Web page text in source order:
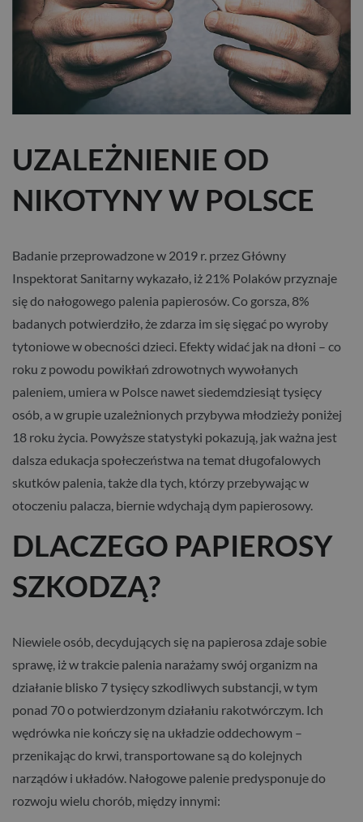
UZALEŻNIENIE OD
NIKOTYNY W POLSCE
Badanie przeprowadzone w 2019 r. przez Główny
Inspektorat Sanitarny wykazało, iż 21% Polaków przyznaje
się do nałogowego palenia papierosów. Co gorsza, 8%
badanych potwierdziło, że zdarza im się sięgać po wyroby
tytoniowe w obecności dzieci. Efekty widać jak na dłoni – co
roku z powodu powikłań zdrowotnych wywołanych
paleniem, umiera w Polsce nawet siedemdziesiąt tysięcy
osób, a w grupie uzależnionych przybywa młodzieży poniżej
18 roku życia. Powyższe statystyki pokazują, jak ważna jest
dalsza edukacja społeczeństwa na temat długofalowych
skutków palenia, także dla tych, którzy przebywając w
otoczeniu palacza, biernie wdychają dym papierosowy.
DLACZEGO PAPIEROSY
SZKODZĄ?
Niewiele osób, decydujących się na papierosa zdaje sobie
sprawę, iż w trakcie palenia narażamy swój organizm na
działanie blisko 7 tysięcy szkodliwych substancji, w tym
ponad 70 o potwierdzonym działaniu rakotwórczym. Ich
wędrówka nie kończy się na układzie oddechowym –
przenikając do krwi, transportowane są do kolejnych
narządów i układów. Nałogowe palenie predysponuje do
rozwoju wielu chorób, między innymi: